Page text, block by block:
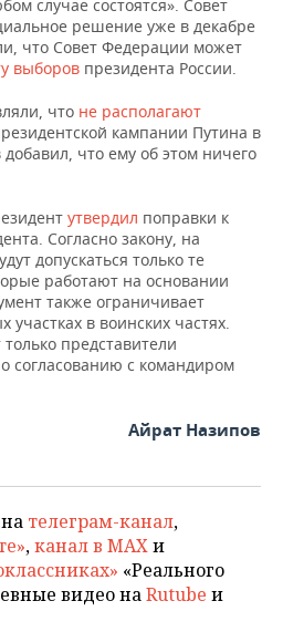
случае состоятся». Совет
решение уже в декабре
что Совет Федерации может
выборов президента России.
что не располагают
кампании Путина в
что ему об этом ничего
утвердил поправки к
Согласно закону, на
допускаться только те
работают на основании
также ограничивает
в воинских частях.
представители
согласованию с командиром
Айрат Назипов
телеграм-канал,
,канал в MAXи
«Реального
видео наRutube и